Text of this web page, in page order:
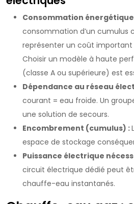
Consommation
consommation d’un cumulus
représenter un coût important
Choisir un modèle à haute
(classe A ou supérieure) est
Dépendance au réseau
courant = eau froide. Un
une solution de secours.
Encombrement (cumulus) :
espace de stockage
Puissance électrique
circuit électrique dédié peut
chauffe-eau instantanés.